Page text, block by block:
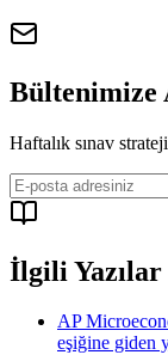
Bültenimize
Haftalık sınav
İlgili Yazılar
AP
eşiğine giden